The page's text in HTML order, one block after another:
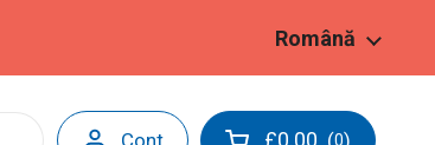
Limbă
Română
Cont £0.00 (0)